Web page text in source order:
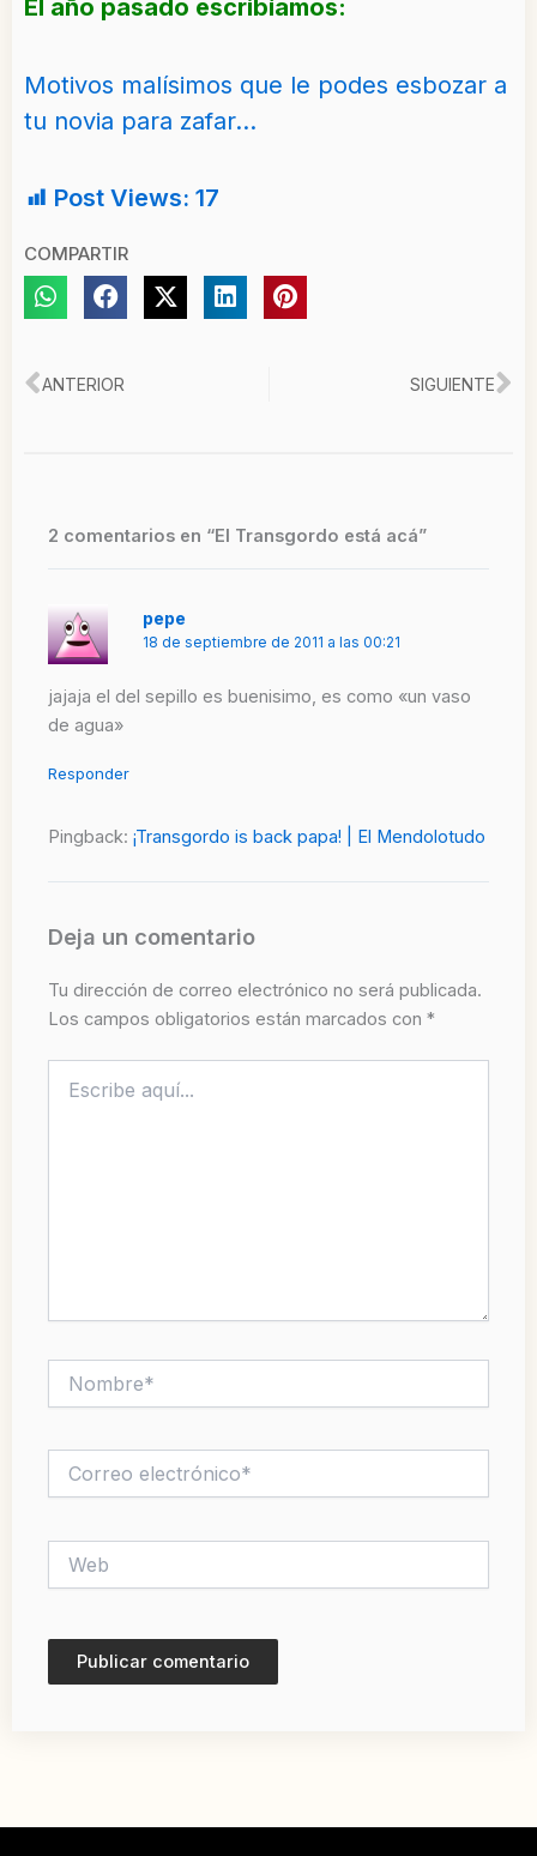
El año pasado escribíamos:
Motivos malísimos que le podes esbozar a
tu novia para zafar…
Post Views: 17
COMPARTIR
Ant
ANTERIOR SIGUIENTE
2 comentarios en “El Transgordo está acá”
pepe
18 de septiembre de 2011 a las 00:21
jajaja el del sepillo es buenisimo, es como «un vaso
de agua»
Responder
Pingback: ¡Transgordo is back papa! | El Mendolotudo
Deja un comentario
Tu dirección de correo electrónico no será publicada.
Los campos obligatorios están marcados con *
aquí...
electrónico*